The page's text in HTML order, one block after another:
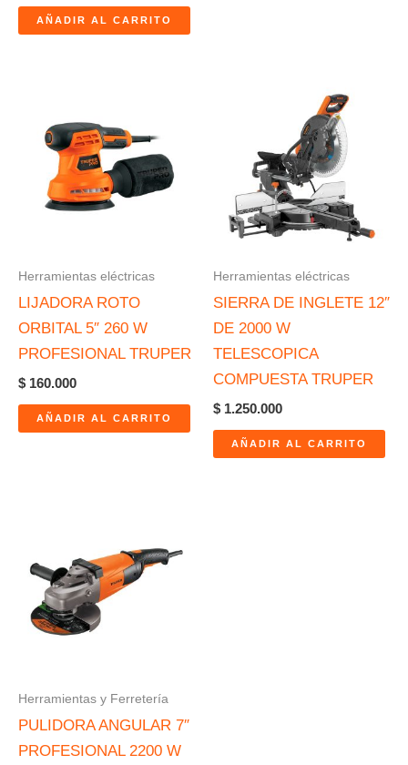
AÑADIR AL CARRITO
Herramientas eléctricas
LIJADORA ROTO
ORBITAL 5″ 260 W
PROFESIONAL TRUPER
$ 160.000
AÑADIR AL CARRITO
Herramientas eléctricas
SIERRA DE INGLETE 12″
DE 2000 W
TELESCOPICA
COMPUESTA TRUPER
$ 1.250.000
AÑADIR AL CARRITO
Herramientas y Ferretería
PULIDORA ANGULAR 7″
PROFESIONAL 2200 W